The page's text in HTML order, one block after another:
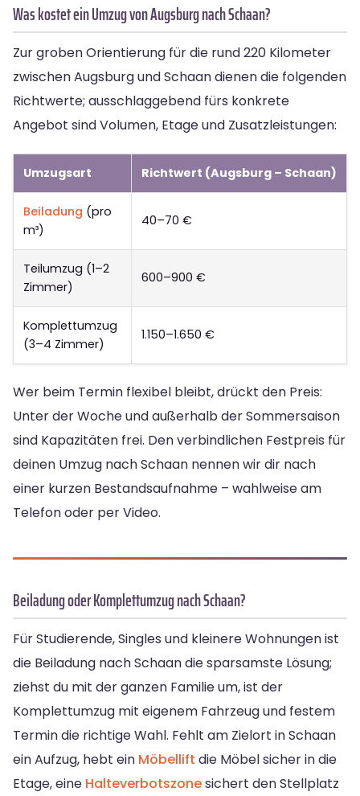
Was kostet ein Umzug von Augsburg nach Schaan?
Zur groben Orientierung für die rund 220 Kilometer
zwischen Augsburg und Schaan dienen die folgenden
Richtwerte; ausschlaggebend fürs konkrete
Angebot sind Volumen, Etage und Zusatzleistungen:
Umzugsart Richtwert (Augsburg – Schaan)
Beiladung (pro
m³)
40–70 €
Teilumzug (1–2
Zimmer)
600–900 €
Komplettumzug
(3–4 Zimmer)
1.150–1.650 €
Wer beim Termin flexibel bleibt, drückt den Preis:
Unter der Woche und außerhalb der Sommersaison
sind Kapazitäten frei. Den verbindlichen Festpreis für
deinen Umzug nach Schaan nennen wir dir nach
einer kurzen Bestandsaufnahme – wahlweise am
Telefon oder per Video.
Beiladung oder Komplettumzug nach Schaan?
Für Studierende, Singles und kleinere Wohnungen ist
die Beiladung nach Schaan die sparsamste Lösung;
ziehst du mit der ganzen Familie um, ist der
Komplettumzug mit eigenem Fahrzeug und festem
Termin die richtige Wahl. Fehlt am Zielort in Schaan
ein Aufzug, hebt ein Möbellift die Möbel sicher in die
Etage, eine Halteverbotszonesichert den Stellplatz